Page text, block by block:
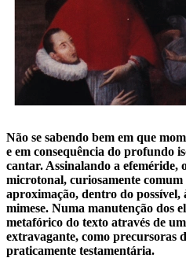
Não se sabendo bem em que
e em consequência do profundo
cantar. Assinalando a efeméride,
microtonal, curiosamente comum
aproximação, dentro do
mimese. Numa manutenção dos
metafórico do texto através de
extravagante, como precursoras
praticamente testamentária.